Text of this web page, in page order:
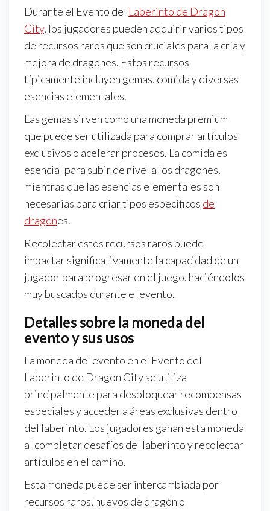
Durante el Evento del Laberinto de Dragon
City, los jugadores pueden adquirir varios tipos
de recursos raros que son cruciales para la cría y
mejora de dragones. Estos recursos
típicamente incluyen gemas, comida y diversas
esencias elementales.
Las gemas sirven como una moneda premium
que puede ser utilizada para comprar artículos
exclusivos o acelerar procesos. La comida es
esencial para subir de nivel a los dragones,
mientras que las esencias elementales son
necesarias para criar tipos específicos de
dragones.
Recolectar estos recursos raros puede
impactar significativamente la capacidad de un
jugador para progresar en el juego, haciéndolos
muy buscados durante el evento.
Detalles sobre la moneda del
evento y sus usos
La moneda del evento en el Evento del
Laberinto de Dragon City se utiliza
principalmente para desbloquear recompensas
especiales y acceder a áreas exclusivas dentro
del laberinto. Los jugadores ganan esta moneda
al completar desafíos del laberinto y recolectar
artículos en el camino.
Esta moneda puede ser intercambiada por
recursos raros, huevos de dragón o